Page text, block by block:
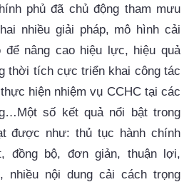
phủ đã chủ động tham mưu
nhiều giải pháp, mô hình cải
nâng cao hiệu lực, hiệu quả
thời tích cực triển khai công tác
hiện nhiệm vụ CCHC tại các
số kết quả nổi bật trong
được như: thủ tục hành chính
đồng bộ, đơn giản, thuận lợi,
nhiều nội dung cải cách trọng